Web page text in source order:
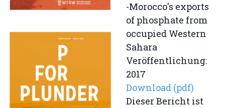
-Morocco's exports
of phosphate from
occupied Western
Sahara
Veröffentlichung:
2017
Download (pdf)
Dieser Bericht ist